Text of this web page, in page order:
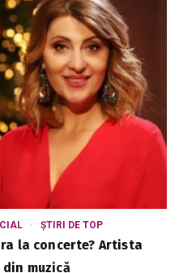
ȘTIRI DE TOP
la concerte? Artista
muzică